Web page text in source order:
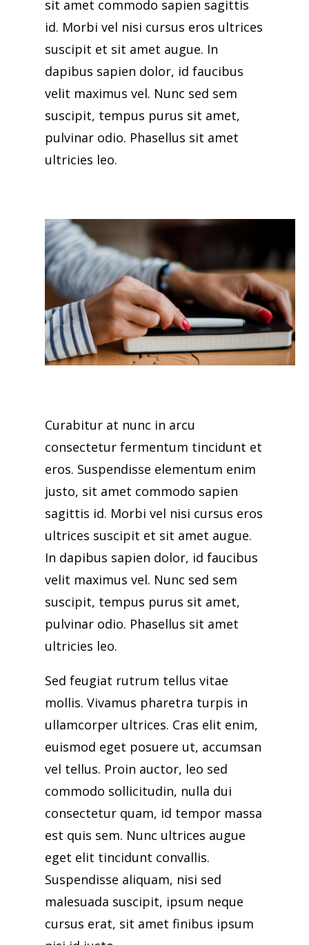
sit amet commodo sapien sagittis
id. Morbi vel nisi cursus eros ultrices
suscipit et sit amet augue. In
dapibus sapien dolor, id faucibus
velit maximus vel. Nunc sed sem
suscipit, tempus purus sit amet,
pulvinar odio. Phasellus sit amet
ultricies leo.
Curabitur at nunc in arcu
consectetur fermentum tincidunt et
eros. Suspendisse elementum enim
justo, sit amet commodo sapien
sagittis id. Morbi vel nisi cursus eros
ultrices suscipit et sit amet augue.
In dapibus sapien dolor, id faucibus
velit maximus vel. Nunc sed sem
suscipit, tempus purus sit amet,
pulvinar odio. Phasellus sit amet
ultricies leo.
Sed feugiat rutrum tellus vitae
mollis. Vivamus pharetra turpis in
ullamcorper ultrices. Cras elit enim,
euismod eget posuere ut, accumsan
vel tellus. Proin auctor, leo sed
commodo sollicitudin, nulla dui
consectetur quam, id tempor massa
est quis sem. Nunc ultrices augue
eget elit tincidunt convallis.
Suspendisse aliquam, nisi sed
malesuada suscipit, ipsum neque
cursus erat, sit amet finibus ipsum